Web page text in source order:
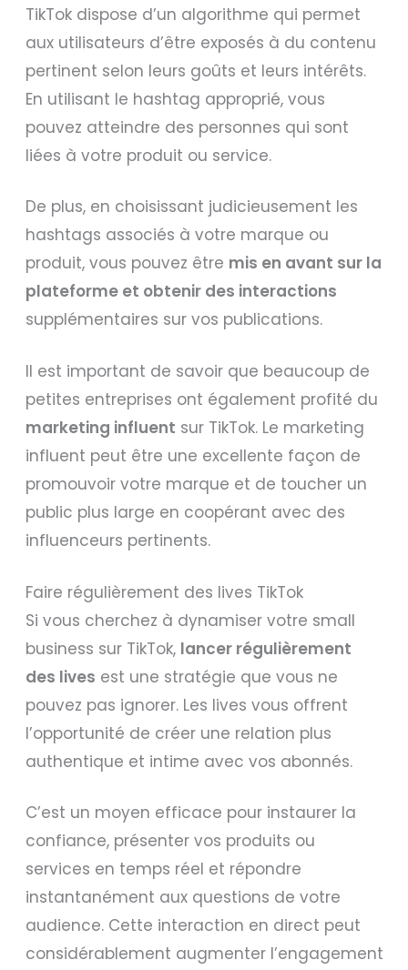
TikTok dispose d’un algorithme qui permet
aux utilisateurs d’être exposés à du contenu
pertinent selon leurs goûts et leurs intérêts.
En utilisant le hashtag approprié, vous
pouvez atteindre des personnes qui sont
liées à votre produit ou service.
De plus, en choisissant judicieusement les
hashtags associés à votre marque ou
produit, vous pouvez être mis en avant sur la
plateforme et obtenir des interactions
supplémentaires sur vos publications.
Il est important de savoir que beaucoup de
petites entreprises ont également profité du
marketing influent sur TikTok. Le marketing
influent peut être une excellente façon de
promouvoir votre marque et de toucher un
public plus large en coopérant avec des
influenceurs pertinents.
Faire régulièrement des lives TikTok
Si vous cherchez à dynamiser votre small
business sur TikTok, lancer régulièrement
des lives est une stratégie que vous ne
pouvez pas ignorer. Les lives vous offrent
l’opportunité de créer une relation plus
authentique et intime avec vos abonnés.
C’est un moyen efficace pour instaurer la
confiance, présenter vos produits ou
services en temps réel et répondre
instantanément aux questions de votre
audience. Cette interaction en direct peut
considérablement augmenter l’engagement